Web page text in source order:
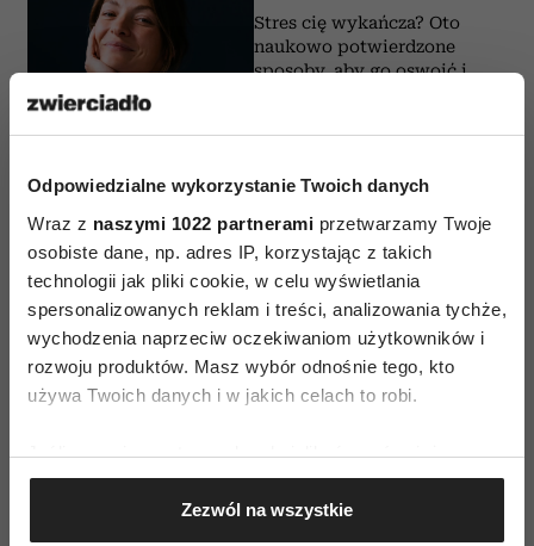
Odpowiedzialne wykorzystanie Twoich danych
Wraz z naszymi 1022 partnerami przetwarzamy Twoje
osobiste dane, np. adres IP, korzystając z takich
technologii jak pliki cookie, w celu wyświetlania
spersonalizowanych reklam i treści, analizowania tychże,
wychodzenia naprzeciw oczekiwaniom użytkowników i
rozwoju produktów. Masz wybór odnośnie tego, kto
używa Twoich danych i w jakich celach to robi.
Jeśli wyrazisz na to zgodę, chcielibyśmy również:
Gromadzić dane dotyczące Twojej lokalizacji
geograficznej z dokładnością nawet do kilku metrów
Zezwól na wszystkie
Stres cię wykańcza? Oto
naukowo potwierdzone
sposoby, aby go oswoić i
PSYCHOLOGIA
Ta jedna cecha charakteru decyduje
o poziomie odporności psychicznej.
Możesz ją wyćwiczyć
AGATA LIPIEC
od losu? 9 strategii mądrego
radzenia sobie z przeciwnościami i